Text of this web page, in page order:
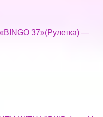
37»(Рулетка) —